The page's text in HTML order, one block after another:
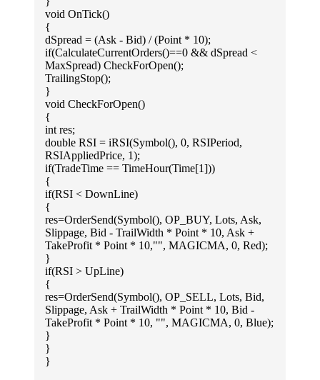
void OnTick()
{
dSpread = (Ask - Bid) / (Point * 10);
if(CalculateCurrentOrders()==0 && dSpread <
MaxSpread) CheckForOpen();
TrailingStop();
}
void CheckForOpen()
{
int res;
double RSI = iRSI(Symbol(), 0, RSIPeriod,
RSIAppliedPrice, 1);
if(TradeTime == TimeHour(Time[1]))
{
if(RSI < DownLine)
{
res=OrderSend(Symbol(), OP_BUY, Lots, Ask,
Slippage, Bid - TrailWidth * Point * 10, Ask +
TakeProfit * Point * 10,"", MAGICMA, 0, Red);
}
if(RSI > UpLine)
{
res=OrderSend(Symbol(), OP_SELL, Lots, Bid,
Slippage, Ask + TrailWidth * Point * 10, Bid -
TakeProfit * Point * 10, "", MAGICMA, 0, Blue);
}
}
}